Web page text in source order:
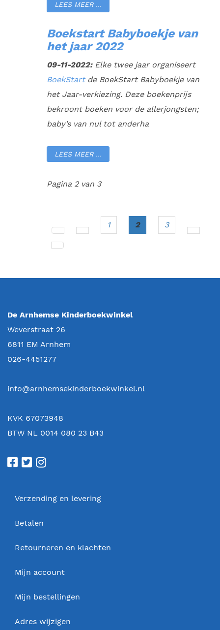
LEES MEER …
Boekstart Babyboekje van
het jaar 2022
09-11-2022:Elke twee jaar organiseert
BoekStartde BoekStart Babyboekje van
het Jaar-verkiezing. Deze boekenprijs
bekroont boeken voor de allerjongsten;
baby’s van nul tot anderha
LEES MEER …
Pagina 2 van 3
1 2 3
De Arnhemse Kinderboekwinkel
Weverstraat 26
6811 EM Arnhem
026-4451277
info@arnhemsekinderboekwinkel.nl
KVK 67073948
BTW NL 0014 080 23 B43
Verzending en levering
Betalen
Retourneren en klachten
Mijn account
Mijn bestellingen
Adres wijzigen